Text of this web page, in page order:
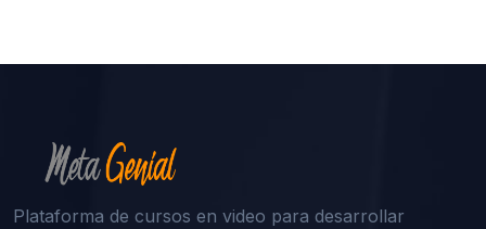
Plataforma de cursos en video para desarrollar